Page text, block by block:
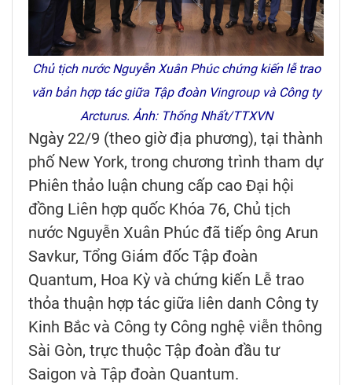
Chủ tịch nước Nguyễn Xuân Phúc chứng kiến lễ trao
văn bản hợp tác giữa Tập đoàn Vingroup và Công ty
Arcturus. Ảnh: Thống Nhất/TTXVN
Ngày 22/9 (theo giờ địa phương), tại thành
phố New York, trong chương trình tham dự
Phiên thảo luận chung cấp cao Đại hội
đồng Liên hợp quốc Khóa 76, Chủ tịch
nước Nguyễn Xuân Phúc đã tiếp ông Arun
Savkur, Tổng Giám đốc Tập đoàn
Quantum, Hoa Kỳ và chứng kiến Lễ trao
thỏa thuận hợp tác giữa liên danh Công ty
Kinh Bắc và Công ty Công nghệ viễn thông
Sài Gòn, trực thuộc Tập đoàn đầu tư
Saigon và Tập đoàn Quantum.